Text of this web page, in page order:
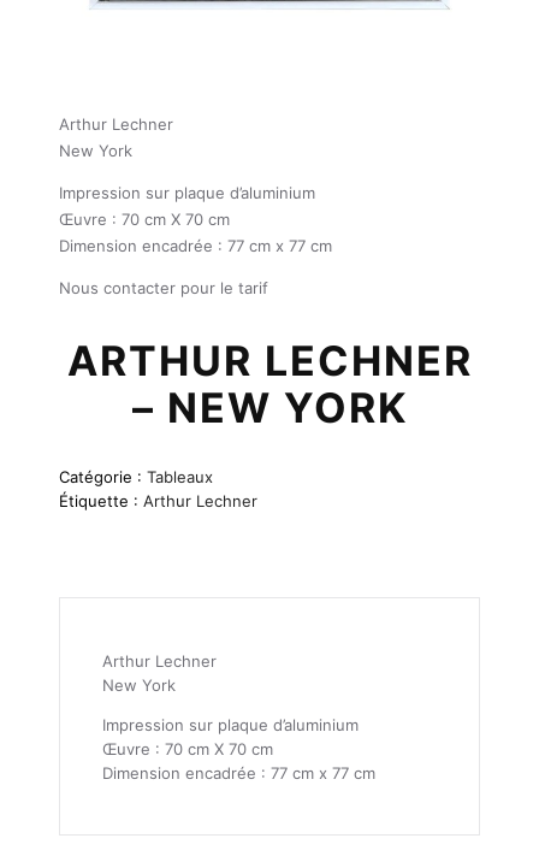
ARTHUR LECHNER
– NEW YORK
Arthur Lechner
New York
Impression sur plaque d’aluminium
Œuvre : 70 cm X 70 cm
Dimension encadrée : 77 cm x 77 cm
Nous contacter pour le tarif
Catégorie : Tableaux
Étiquette : Arthur Lechner
Arthur Lechner
New York
Impression sur plaque d’aluminium
Œuvre : 70 cm X 70 cm
Dimension encadrée : 77 cm x 77 cm